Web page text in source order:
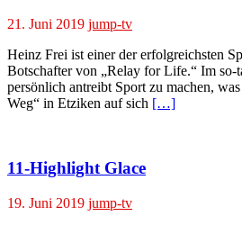
21. Juni 2019 jump-tv
Heinz Frei ist einer der erfolgreichsten
Botschafter von „Relay for Life.“ Im so-
persönlich antreibt Sport zu machen,
Weg“ in Etziken auf sich […]
11-Highlight Glace
19. Juni 2019 jump-tv